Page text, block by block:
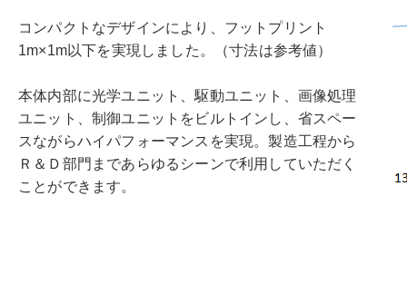
コンパクトなデザインにより、フットプリント
1m×1m以下を実現しました。（寸法は参考値）
本体内部に光学ユニット、駆動ユニット、画像処理
ユニット、制御ユニットをビルトインし、省スペー
スながらハイパフォーマンスを実現。製造工程から
Ｒ＆Ｄ部門まであらゆるシーンで利用していただく
ことができます。